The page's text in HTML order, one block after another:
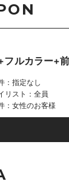
フルカラー+
指定なし
リスト
全員
女性のお客様